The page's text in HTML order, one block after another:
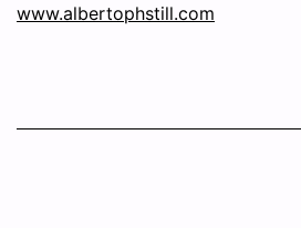
www.albertophstill.com